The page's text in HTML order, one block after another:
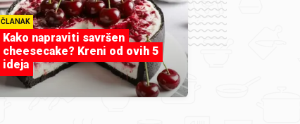
ČLANAK
Kako napraviti savršen
cheesecake? Kreni od ovih 5
ideja